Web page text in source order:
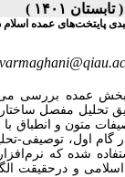
اسلام در بازه زمانی 1290 تا
عمده بررسی
تحلیل مفصل
به توصیفات
در گام اول،
شده که
و درحقیقت